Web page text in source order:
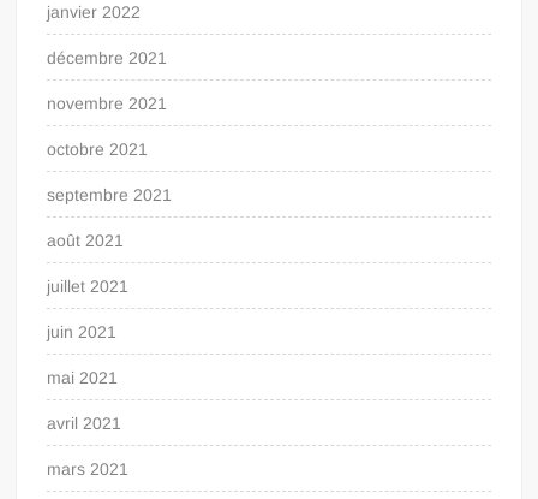
janvier 2022
décembre 2021
novembre 2021
octobre 2021
septembre 2021
août 2021
juillet 2021
juin 2021
mai 2021
avril 2021
mars 2021